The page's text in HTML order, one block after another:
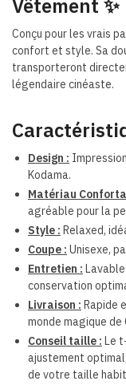
Vêtement ✨
Conçu pour les vrais
confort et style. Sa
transporteront
légendaire cinéaste.
Design :
Kodama.
Matériau
agréable pour la
Style : Relaxed,
Coupe : Unisexe,
Entretien :
conservation
Livraison : Rapide
monde magique de
Conseil taille : Le
ajustement
de votre taille